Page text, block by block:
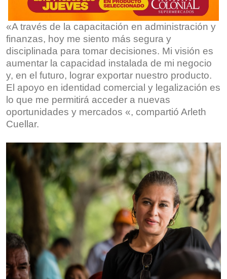
«A través de la capacitación en administración y
finanzas, hoy me siento más segura y
disciplinada para tomar decisiones. Mi visión es
aumentar la capacidad instalada de mi negocio
y, en el futuro, lograr exportar nuestro producto.
El apoyo en identidad comercial y legalización es
lo que me permitirá acceder a nuevas
oportunidades y mercados «, compartió Arleth
Cuellar.